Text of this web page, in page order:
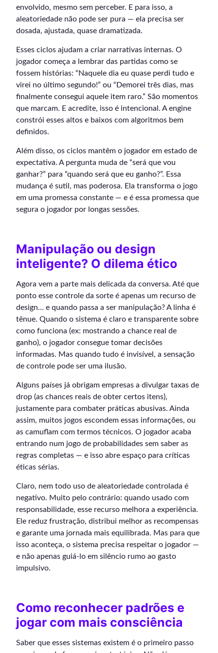
envolvido, mesmo sem perceber. E para isso, a
aleatoriedade não pode ser pura — ela precisa ser
dosada, ajustada, quase dramatizada.
Esses ciclos ajudam a criar narrativas internas. O
jogador começa a lembrar das partidas como se
fossem histórias: “Naquele dia eu quase perdi tudo e
virei no último segundo!” ou “Demorei três dias, mas
finalmente consegui aquele item raro.” São momentos
que marcam. E acredite, isso é intencional. A engine
constrói esses altos e baixos com algoritmos bem
definidos.
Além disso, os ciclos mantêm o jogador em estado de
expectativa. A pergunta muda de “será que vou
ganhar?” para “quando será que eu ganho?”. Essa
mudança é sutil, mas poderosa. Ela transforma o jogo
em uma promessa constante — e é essa promessa que
segura o jogador por longas sessões.
Manipulação ou design
inteligente? O dilema ético
Agora vem a parte mais delicada da conversa. Até que
ponto esse controle da sorte é apenas um recurso de
design… e quando passa a ser manipulação? A linha é
tênue. Quando o sistema é claro e transparente sobre
como funciona (ex: mostrando a chance real de
ganho), o jogador consegue tomar decisões
informadas. Mas quando tudo é invisível, a sensação
de controle pode ser uma ilusão.
Alguns países já obrigam empresas a divulgar taxas de
drop (as chances reais de obter certos itens),
justamente para combater práticas abusivas. Ainda
assim, muitos jogos escondem essas informações, ou
as camuflam com termos técnicos. O jogador acaba
entrando num jogo de probabilidades sem saber as
regras completas — e isso abre espaço para críticas
éticas sérias.
Claro, nem todo uso de aleatoriedade controlada é
negativo. Muito pelo contrário: quando usado com
responsabilidade, esse recurso melhora a experiência.
Ele reduz frustração, distribui melhor as recompensas
e garante uma jornada mais equilibrada. Mas para que
isso aconteça, o sistema precisa respeitar o jogador —
e não apenas guiá-lo em silêncio rumo ao gasto
impulsivo.
Como reconhecer padrões e
jogar com mais consciência
Saber que esses sistemas existem é o primeiro passo